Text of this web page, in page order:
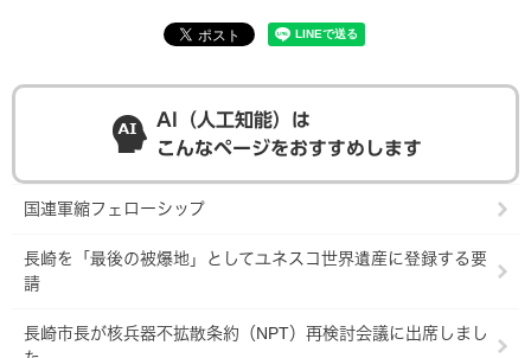
AI（人工知能）は
こんなページをおすすめします
国連軍縮フェローシップ
長崎を「最後の被爆地」としてユネスコ世界遺産に登録する要
請
長崎市長が核兵器不拡散条約（NPT）再検討会議に出席しまし